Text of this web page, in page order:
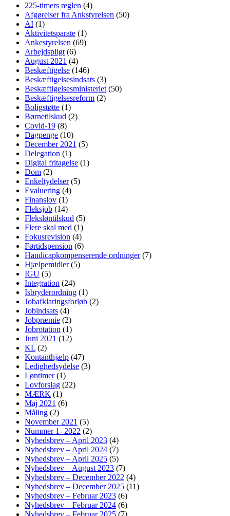
225-timers reglen (4)
Afgørelser fra Ankstyrelsen (50)
AI (1)
Aktivitetsparate (1)
Ankestyrelsen (69)
Arbejdspligt (6)
August 2021 (4)
Beskæftigelse (146)
Beskæftigelsesindsats (3)
Beskæftigelsesministeriet (50)
Beskæftigelsesreform (2)
Boligstøtte (1)
Børnetilskud (2)
Covid-19 (8)
Dagpenge (10)
December 2021 (5)
Delegation (1)
Digital fritagelse (1)
Dom (2)
Enkeltydelser(5)
Evaluering (4)
Finanslov (1)
Fleksjob (14)
Fleksløntilskud (5)
Flere skal med (1)
Fokusrevision (4)
Førtidspension (6)
Handicapkompenserende ordninger(7)
Hjælpemidler(5)
IGU (5)
Integration (24)
Isbryderordning (1)
Jobafklaringsforløb (2)
Jobindsats (4)
Jobpræmie (2)
Jobrotation (1)
Juni 2021 (12)
KL (2)
Kontanthjælp (47)
Ledighedsydelse (3)
Løntimer(1)
Lovforslag (22)
MÆRK (1)
Maj 2021 (6)
Måling (2)
November 2021 (5)
Nummer 1- 2022 (2)
Nyhedsbrev – April 2023 (4)
Nyhedsbrev – April 2024 (7)
Nyhedsbrev – April 2025 (5)
Nyhedsbrev – August 2023 (7)
Nyhedsbrev – December 2022 (4)
Nyhedsbrev – December 2025 (11)
Nyhedsbrev – Februar 2023 (6)
Nyhedsbrev – Februar 2024 (6)
Nyhedsbrev – Februar 2025 (7)